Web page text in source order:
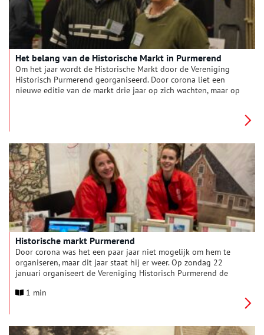
Het belang van de Historische Markt in Purmerend
Om het jaar wordt de Historische Markt door de Vereniging
Historisch Purmerend georganiseerd. Door corona liet een
nieuwe editie van de markt drie jaar op zich wachten, maar op
belang van de markt en de geschiedenis van de vereniging.
Historische markt Purmerend
Door corona was het een paar jaar niet mogelijk om hem te
organiseren, maar dit jaar staat hij er weer. Op zondag 22
januari organiseert de Vereniging Historisch Purmerend de
standhouders aanwezig zijn die alles kunnen vertellen over de
1 min